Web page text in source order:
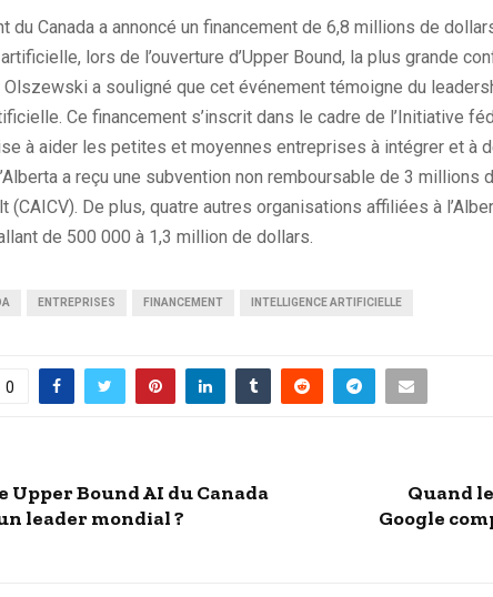
du Canada a annoncé un financement de 6,8 millions de
lors de l’ouverture d’Upper Bound, la plus grande
a souligné que cet événement témoigne du
Ce financement s’inscrit dans le cadre de l’Initiative
à aider les petites et moyennes entreprises à intégrer et à
a reçu une subvention non remboursable de 3 millions
(CAICV). De plus, quatre autres organisations affiliées à
de 500 000 à 1,3 million de dollars.
ENTREPRISES FINANCEMENT INTELLIGENCE ARTIFICIELLE
0
Upper Bound AI du Canada
leader mondial ?
Quand
Google